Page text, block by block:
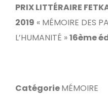
PRIX LITTÉRAIRE
2019 « MÉMOIRE DES
L’HUMANITÉ »16ème
CatégorieMÉMOIRE